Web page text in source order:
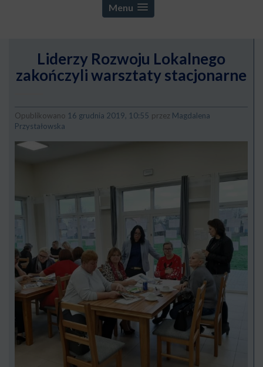
Menu
Liderzy Rozwoju Lokalnego
zakończyli warsztaty stacjonarne
Opublikowano 16 grudnia 2019, 10:55 przez Magdalena
Przystałowska